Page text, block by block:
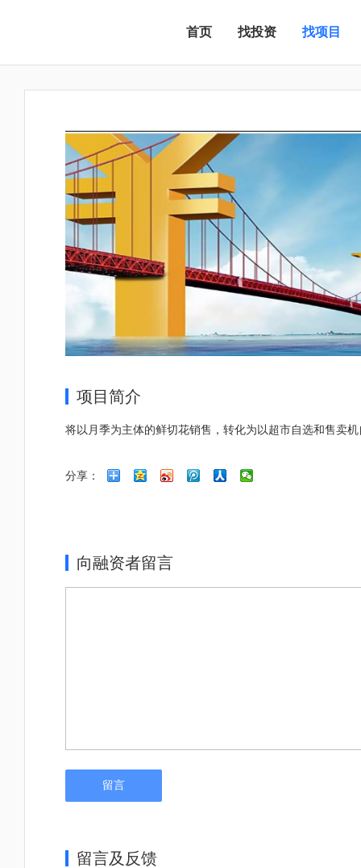
首页 找投资 找项目
项目简介
将以月季为主体的鲜切花销售，转化为以超市自选和售卖
分享：
向融资者留言
留言
留言及反馈